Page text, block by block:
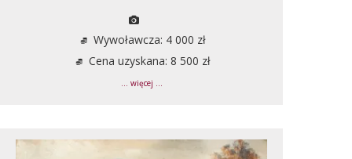
Wywoławcza: 4 000 zł
Cena uzyskana: 8 500 zł
... więcej ...